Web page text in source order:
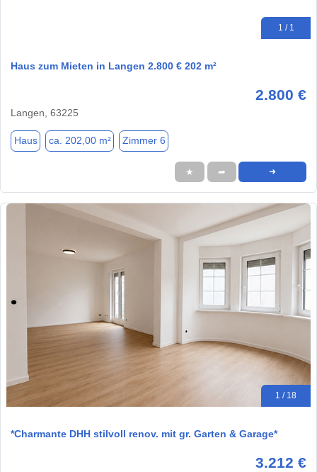
1 / 1
Haus zum Mieten in Langen 2.800 € 202 m²
2.800 €
Langen, 63225
Haus ca. 202,00 m² Zimmer 6
★ ➦ ➜
1 / 18
*Charmante DHH stilvoll renov. mit gr. Garten & Garage*
3.212 €